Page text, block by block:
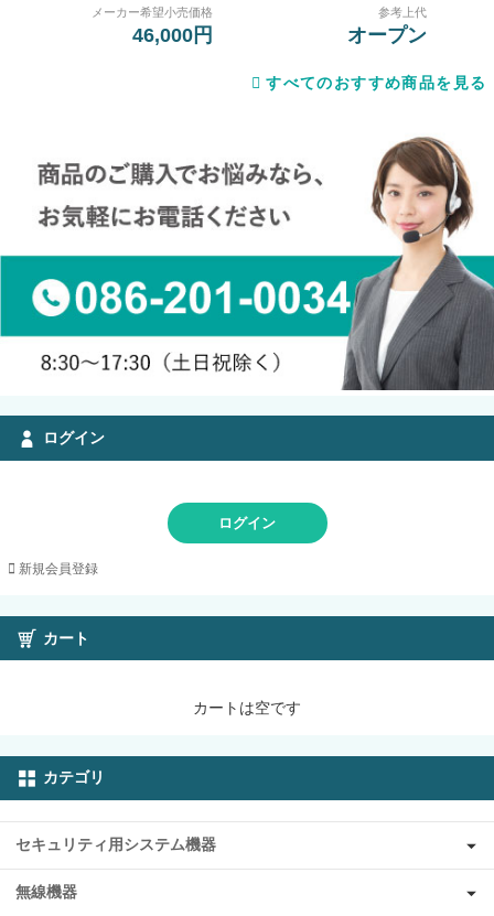
メーカー希望小売価格
46,000円
参考上代
オープン
すべてのおすすめ商品を見る
ログイン
ログイン
新規会員登録
カート
カートは空です
カテゴリ
セキュリティ用システム機器
無線機器